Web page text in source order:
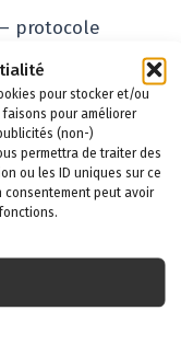
pour stocker et/ou
pour améliorer
(non-)
permettra de traiter des
ou les ID uniques sur ce
consentement peut avoir
protocole
plans de
les audits.
et bailleurs à
Namur,
voisines. Que
ou un